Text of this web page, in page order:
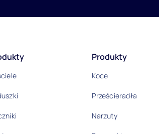
Produkty
Koce
Prześcieradła
Narzuty